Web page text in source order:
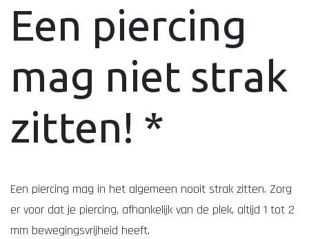
Een piercing
mag niet strak
zitten! *
Een piercing mag in het algemeen nooit strak zitten. Zorg
er voor dat je piercing, afhankelijk van de plek, altijd 1 tot 2
mm bewegingsvrijheid heeft.